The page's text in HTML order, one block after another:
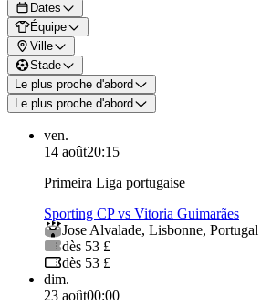
Dates
Équipe
Ville
Stade
Le plus proche d'abord
Le plus proche d'abord
ven.
14 août20:15
Primeira Liga portugaise
Sporting CP vs Vitoria Guimarães
Jose Alvalade, Lisbonne, Portugal
dès 53 £
dès 53 £
dim.
23 août00:00